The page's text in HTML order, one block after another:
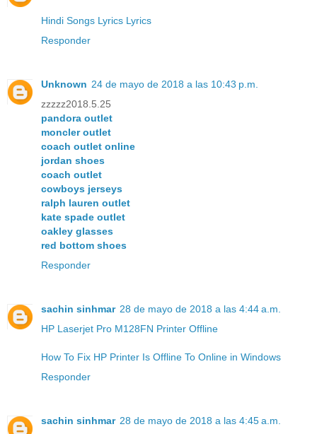
Hindi Songs Lyrics Lyrics
Responder
Unknown 24 de mayo de 2018 a las 10:43 p.m.
zzzzz2018.5.25
pandora outlet
moncler outlet
coach outlet online
jordan shoes
coach outlet
cowboys jerseys
ralph lauren outlet
kate spade outlet
oakley glasses
red bottom shoes
Responder
sachin sinhmar 28 de mayo de 2018 a las 4:44 a.m.
HP Laserjet Pro M128FN Printer Offline
How To Fix HP Printer Is Offline To Online in Windows
Responder
sachin sinhmar 28 de mayo de 2018 a las 4:45 a.m.